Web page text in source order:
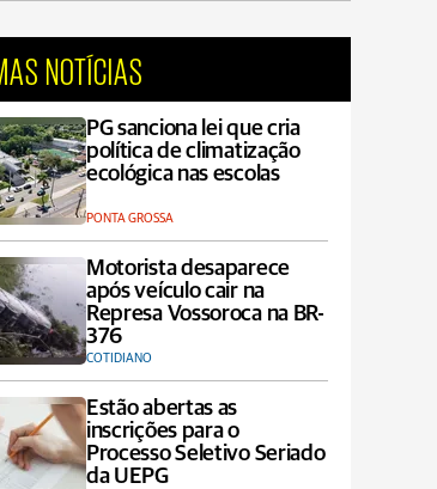
NOTÍCIAS
PG sanciona lei que cria
política de climatização
ecológica nas escolas
PONTA GROSSA
Motorista desaparece
após veículo cair na
Represa Vossoroca na BR-
376
COTIDIANO
Estão abertas as
inscrições para o
Processo Seletivo Seriado
da UEPG